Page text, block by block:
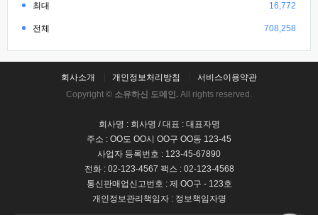
최대 16,772
전체 708,258
회사소개 개인정보처리방침
서비스이용약관
Copyright © 소유하신 도메인. All rights reserved.
회사명 : 회사명 / 대표 : 대표자명
주소 : OO도 OO시 OO구 OO동 123-45
사업자 등록번호 : 123-45-67890
전화 : 02-123-4567 팩스 : 02-123-4568
통신판매업신고번호 : 제 OO구 - 123호
개인정보관리책임자 : 정보책임자명